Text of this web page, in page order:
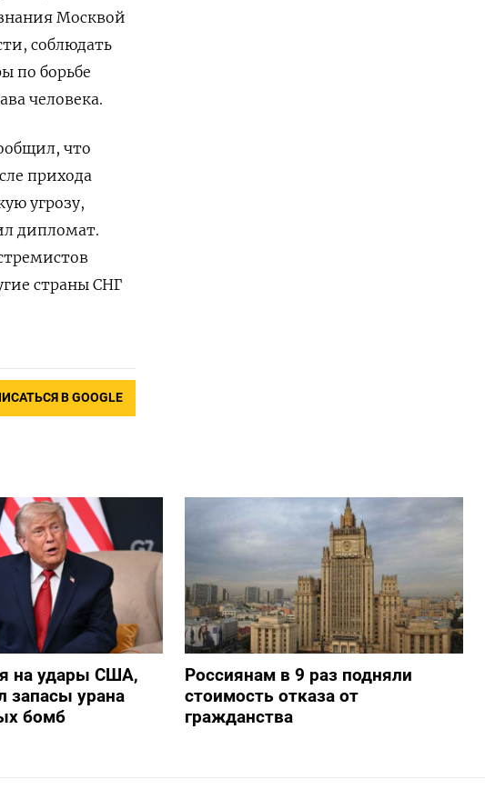
Москвой
соблюдать
по борьбе
человека.
, что
прихода
угрозу,
дипломат.
страны СНГ
В GOOGLE
на удары США,
запасы урана
бомб
Россиянам в 9 раз подняли
стоимость отказа от
гражданства